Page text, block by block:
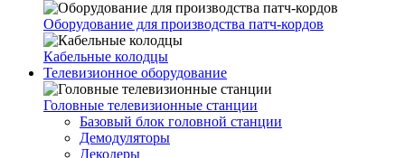
Оборудование для производства патч-кордов
Кабельные колодцы
Телевизионное оборудование
Головные телевизионные станции
Базовый блок головной станции
Демодуляторы
Декодеры